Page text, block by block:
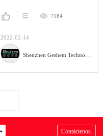
7184
2022-02-14
Contáctenos.